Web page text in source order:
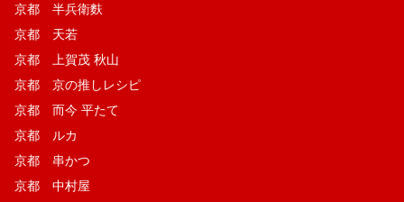
京都 半兵衛麩
京都 天若
京都 上賀茂 秋山
京都 京の推しレシピ
京都 而今 平たて
京都 ルカ
京都 串かつ
京都 中村屋